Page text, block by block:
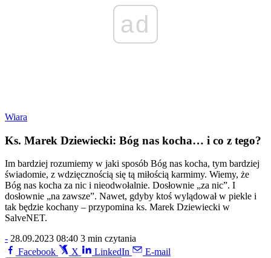
ad
Wiara
Ks. Marek Dziewiecki: Bóg nas kocha… i co z tego?
Im bardziej rozumiemy w jaki sposób Bóg nas kocha, tym bardziej
świadomie, z wdzięcznością się tą miłością karmimy. Wiemy, że
Bóg nas kocha za nic i nieodwołalnie. Dosłownie „za nic”. I
dosłownie „na zawsze”. Nawet, gdyby ktoś wylądował w piekle i
tak będzie kochany – przypomina ks. Marek Dziewiecki w
SalveNET.
- 28.09.2023 08:40 3 min czytania
Facebook
X LinkedIn E-mail